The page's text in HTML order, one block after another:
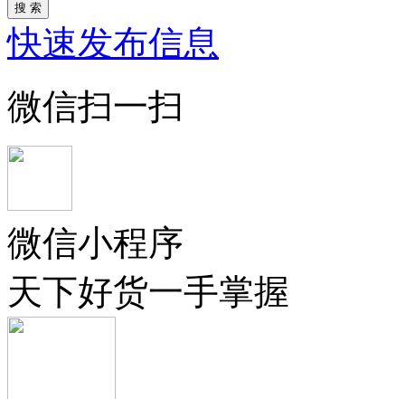
搜 索
快速发布信息
微信扫一扫
微信小程序
天下好货一手掌握